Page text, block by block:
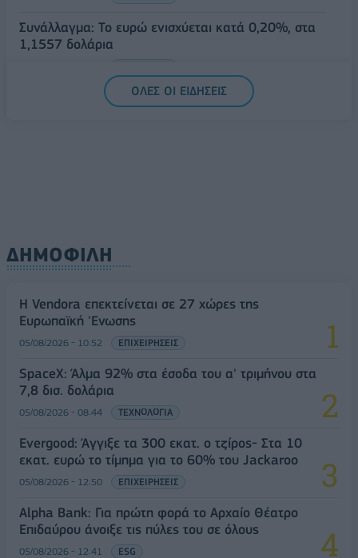
Συνάλλαγμα: Το ευρώ ενισχύεται κατά 0,20%, στα
1,1557 δολάρια
ΟΛΕΣ ΟΙ ΕΙΔΗΣΕΙΣ
ΔΗΜΟΦΙΛΗ
Η Vendora επεκτείνεται σε 27 χώρες της
Ευρωπαϊκή 'Ενωσης
05/08/2026 - 10:52 ΕΠΙΧΕΙΡΗΣΕΙΣ
SpaceX: Άλμα 92% στα έσοδα του α' τριμήνου στα
7,8 δισ. δολάρια
05/08/2026 - 08:44 ΤΕΧΝΟΛΟΓΙΑ
Evergood: Άγγιξε τα 300 εκατ. ο τζίρος- Στα 10
εκατ. ευρώ το τίμημα για το 60% του Jackaroo
05/08/2026 - 12:50 ΕΠΙΧΕΙΡΗΣΕΙΣ
Alpha Bank: Για πρώτη φορά το Αρχαίο Θέατρο
Επιδαύρου άνοιξε τις πύλες του σε όλους
05/08/2026 - 12:41 ESG